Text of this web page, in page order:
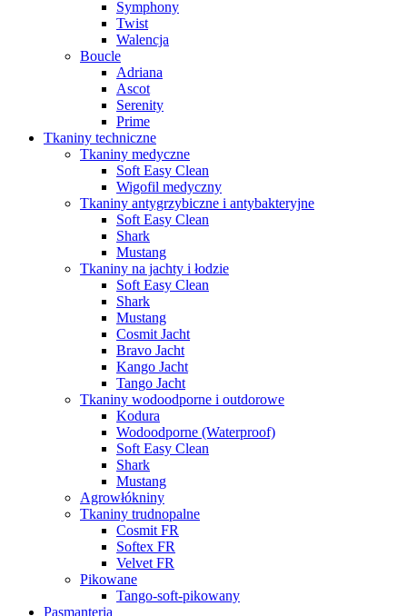
Symphony
Twist
Walencja
Boucle
Adriana
Ascot
Serenity
Prime
Tkaniny techniczne
Tkaniny medyczne
Soft Easy Clean
Wigofil medyczny
Tkaniny antygrzybiczne i antybakteryjne
Soft Easy Clean
Shark
Mustang
Tkaniny na jachty i łodzie
Soft Easy Clean
Shark
Mustang
Cosmit Jacht
Bravo Jacht
Kango Jacht
Tango Jacht
Tkaniny wodoodporne i outdorowe
Kodura
Wodoodporne (Waterproof)
Soft Easy Clean
Shark
Mustang
Agrowłókniny
Tkaniny trudnopalne
Cosmit FR
Softex FR
Velvet FR
Pikowane
Tango-soft-pikowany
Pasmanteria